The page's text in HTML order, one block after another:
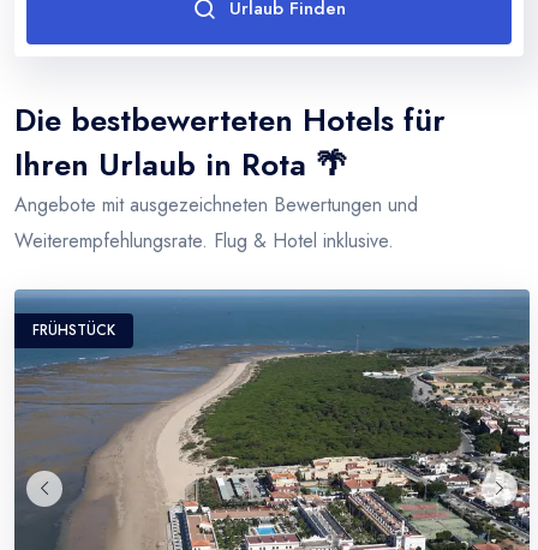
Urlaub Finden
Die bestbewerteten Hotels für
Ihren Urlaub in Rota 🌴
Angebote mit ausgezeichneten Bewertungen und
Weiterempfehlungsrate. Flug & Hotel inklusive.
FRÜHSTÜCK